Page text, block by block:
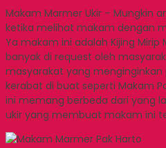
Makam Marmer Ukir – Mungkin
ketika melihat makam dengan
Ya makam ini adalah Kijing
banyak di request oleh
masyarakat yang
kerabat di buat seperti Makam
ini memang berbeda dari yang
ukir yang membuat makam ini